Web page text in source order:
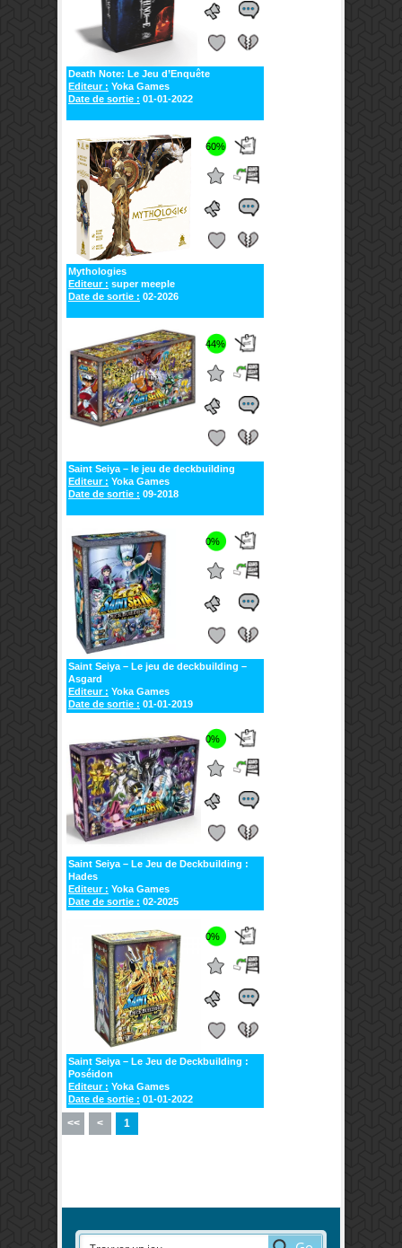
Death Note: Le Jeu d’Enquête
Editeur : Yoka Games
Date de sortie : 01-01-2022
60%
Mythologies
Editeur : super meeple
Date de sortie : 02-2026
44%
Saint Seiya – le jeu de deckbuilding
Editeur : Yoka Games
Date de sortie : 09-2018
0%
Saint Seiya – Le jeu de deckbuilding –
Asgard
Editeur : Yoka Games
Date de sortie : 01-01-2019
0%
Saint Seiya – Le Jeu de Deckbuilding :
Hades
Editeur : Yoka Games
Date de sortie : 02-2025
0%
Saint Seiya – Le Jeu de Deckbuilding :
Poséidon
Editeur : Yoka Games
Date de sortie : 01-01-2022
<< < 1